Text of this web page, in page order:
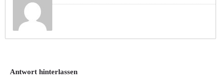
Antwort hinterlassen